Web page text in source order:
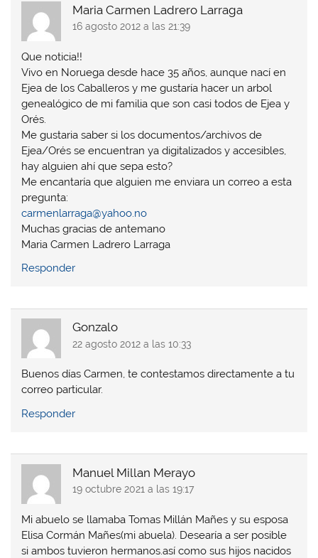
Maria Carmen Ladrero Larraga
16 agosto 2012 a las 21:39
Que noticia!!
Vivo en Noruega desde hace 35 años, aunque nací en
Ejea de los Caballeros y me gustaría hacer un arbol
genealógico de mi familia que son casi todos de Ejea y
Orés.
Me gustaria saber si los documentos/archivos de
Ejea/Orés se encuentran ya digitalizados y accesibles,
hay alguien ahí que sepa esto?
Me encantaría que alguien me enviara un correo a esta
pregunta:
carmenlarraga@yahoo.no
Muchas gracias de antemano
Maria Carmen Ladrero Larraga
Responder
Gonzalo
22 agosto 2012 a las 10:33
Buenos días Carmen, te contestamos directamente a tu
correo particular.
Responder
Manuel Millan Merayo
19 octubre 2021 a las 19:17
Mi abuelo se llamaba Tomas Millán Mañes y su esposa
Elisa Cormán Mañes(mi abuela). Desearía a ser posible
si ambos tuvieron hermanos.así como sus hijos nacidos